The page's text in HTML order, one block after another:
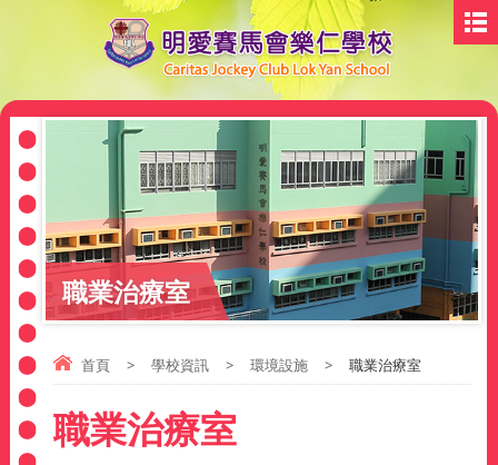
職業治療室
首頁 > 學校資訊 > 環境設施 > 職業治療室
職業治療室